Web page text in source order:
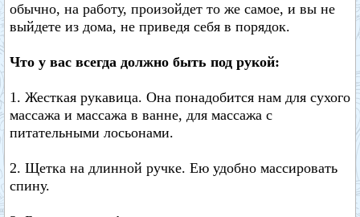
обычно, на работу, произойдет то же самое, и вы не
выйдете из дома, не приведя себя в порядок.
Что у вас всегда должно быть под рукой:
1. Жесткая рукавица. Она понадобится нам для сухого
массажа и массажа в ванне, для массажа с
питательными лосьонами.
2. Щетка на длинной ручке. Ею удобно массировать
спину.